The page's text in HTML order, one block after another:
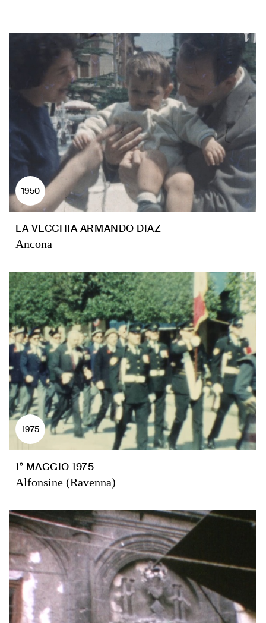
1950
LA VECCHIA ARMANDO DIAZ
Ancona
1975
1° MAGGIO 1975
Alfonsine (Ravenna)